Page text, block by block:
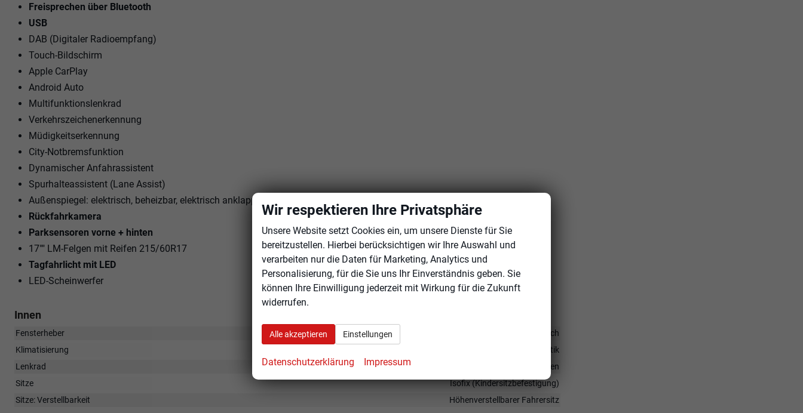
Freisprechen über Bluetooth
USB
DAB (Digitaler Radioempfang)
Touch-Bildschirm
Apple CarPlay
Android Auto
Multifunktionslenkrad
Verkehrszeichenerkennung
Müdigkeitserkennung
City-Notbremsfunktion
Dynamischer Anfahrassistent
Spurhalteassistent (Lane Assist)
Außenspiegel: elektrisch, beheizbar, elektrisch anklappbar
Rückfahrkamera
Parksensoren vorne + hinten
17"" LM-Felgen mit Reifen 215/60R17
Tagfahrlicht mit LED
LED-Scheinwerfer
Innen
Fensterheber
elektrisch
Klimatisierung
Klimaautomatik
Lenkrad
höhenverstellbar, mit Multifunktionen
Sitze
Isofix (Kindersitzbefestigung)
Sitze: Verstellbarkeit
Höhenverstellbarer Fahrersitz
Wir respektieren Ihre Privatsphäre
Unsere Website setzt Cookies ein, um unsere Dienste für Sie
bereitzustellen. Hierbei berücksichtigen wir Ihre Auswahl und
verarbeiten nur die Daten für Marketing, Analytics und
Personalisierung, für die Sie uns Ihr Einverständnis geben. Sie
können Ihre Einwilligung jederzeit mit Wirkung für die Zukunft
widerrufen.
Alle akzeptieren Einstellungen
Datenschutzerklärung Impressum